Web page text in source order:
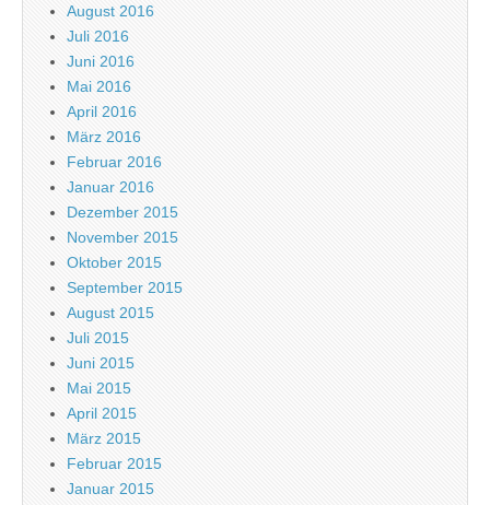
August 2016
Juli 2016
Juni 2016
Mai 2016
April 2016
März 2016
Februar 2016
Januar 2016
Dezember 2015
November 2015
Oktober 2015
September 2015
August 2015
Juli 2015
Juni 2015
Mai 2015
April 2015
März 2015
Februar 2015
Januar 2015